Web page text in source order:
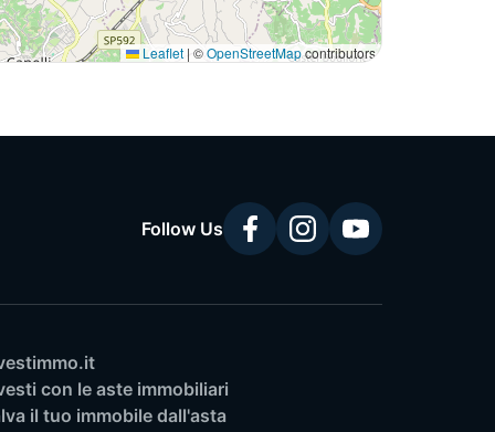
Leaflet | ©OpenStreetMapcontributors
Follow Us
con le aste immobiliari
il tuo immobile dall'asta